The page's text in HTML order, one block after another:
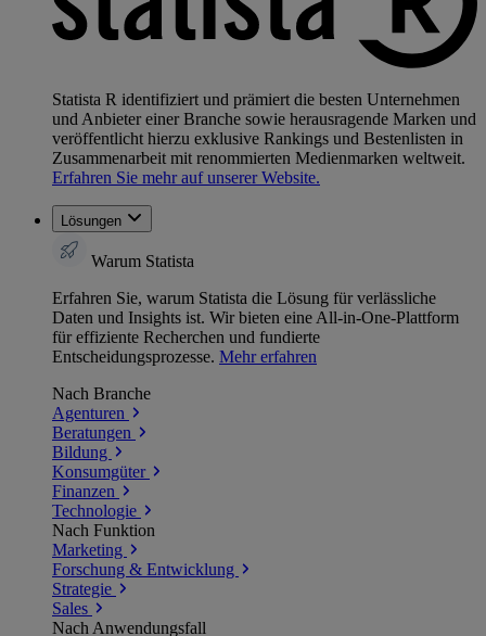
Statista R identifiziert und prämiert die besten Unternehmen
und Anbieter einer Branche sowie herausragende Marken und
veröffentlicht hierzu exklusive Rankings und Bestenlisten in
Zusammenarbeit mit renommierten Medienmarken weltweit.
Erfahren Sie mehr auf unserer Website.
Lösungen
Warum Statista
Erfahren Sie, warum Statista die Lösung für verlässliche
Daten und Insights ist. Wir bieten eine All-in-One-Plattform
für effiziente Recherchen und fundierte
Entscheidungsprozesse. Mehr erfahren
Nach Branche
Agenturen
Beratungen
Bildung
Konsumgüter
Finanzen
Technologie
Nach Funktion
Marketing
Forschung & Entwicklung
Strategie
Sales
Nach Anwendungsfall